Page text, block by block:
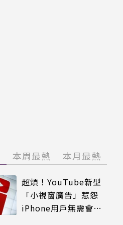
本周最熱 本月最熱
超煩！YouTube新型
「小視窗廣告」惹怨
iPhone用戶無需會員